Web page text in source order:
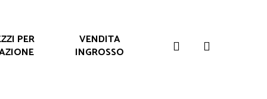
PER
VENDITA
INGROSSO
search